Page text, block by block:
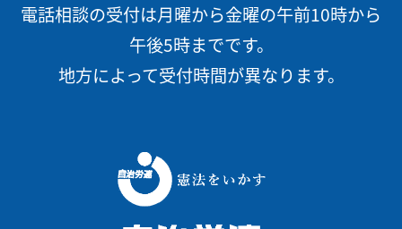
電話相談の受付は月曜から金曜の午前10時から
午後5時までです。
地方によって受付時間が異なります。